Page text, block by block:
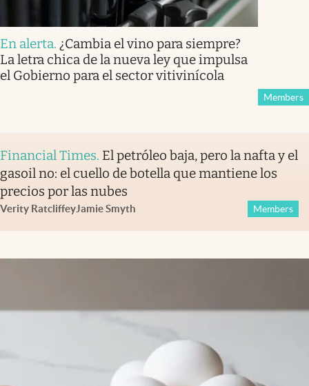
En alerta. ¿Cambia el vino para siempre?
La letra chica de la nueva ley que impulsa
el Gobierno para el sector vitivinícola
Members
Financial Times. El petróleo baja, pero la nafta y el
gasoil no: el cuello de botella que mantiene los
precios por las nubes
Verity RatcliffeyJamie Smyth Members